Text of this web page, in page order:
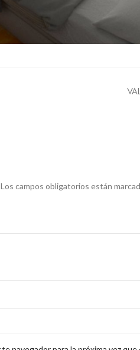
Los campos obligatorios están